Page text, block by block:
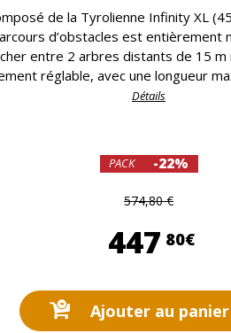
de la Tyrolienne Infinity XL
d’obstacles est entièrement
entre 2 arbres distants de 15
réglable, avec une longueur
Détails
PACK -22%
574,80 €
447 80€
Ajouter au panier